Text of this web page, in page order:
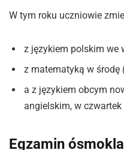
W tym roku uczniowie
z językiem polskim we
z matematyką w środę
a z językiem obcym
angielskim, w
Egzamin